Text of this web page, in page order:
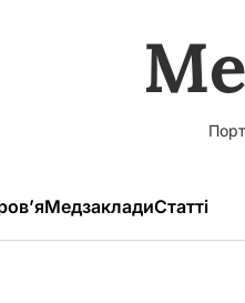
МедзакладиСтатті